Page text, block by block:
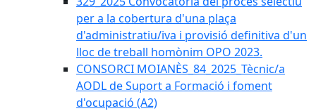
per a la cobertura d'una plaça
d'administratiu/iva i provisió definitiva d'un
lloc de treball homònim OPO 2023.
CONSORCI MOIANÈS_84_2025_Tècnic/a
AODL de Suport a Formació i foment
d'ocupació (A2)